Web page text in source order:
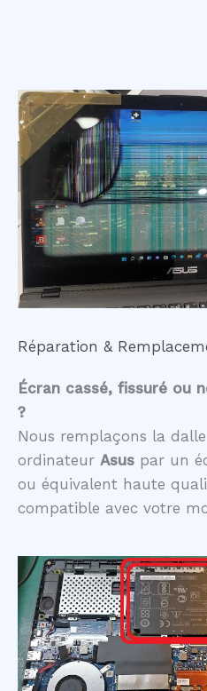
Réparation &
Écran cassé, fissuré ou
?
Nous remplaçons la
ordinateur Asus par un
ou équivalent haute
compatible avec votre